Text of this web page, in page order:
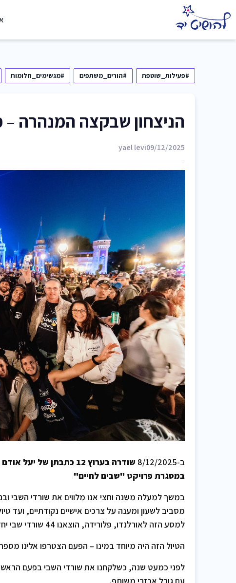
#פעילות_שוטפת #הורים_משתפים #מגשימים_חלומות
הניצחון שבקצה המנהרה
yael levi09/12/2025
ב-8/12/2025
שודרה בערוץ 12 כתבתן
במסגרת פרויקט "שבים לחיים"
במשך למעלה משנה וחצי אנו מלווים את שורדי השבי
מסביב לשעון ומענה על צרכים אישיים נקודתיים, ועד
למסע הזה לאורלנדו, פלורידה, הוצאנו 44 שורדי שבי יחד עם בני משפחותיהם.
הטיול הזה היה מיוחד במינו – הפעם הצטרפו אלינו
לפני כמעט שנה, כשלקחנו את שורדי השבי בפעם